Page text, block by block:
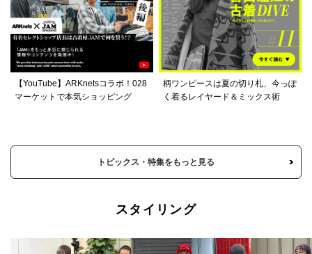
【YouTube】ARKnetsコラボ！028
マーケットで本気ショッピング
柄ワンピースは夏の切り札、今っぽ
く着るレイヤード＆ミックス術
トピックス・特集をもっと見る
スタイリング